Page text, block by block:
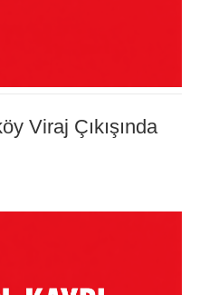
Viraj Çıkışında